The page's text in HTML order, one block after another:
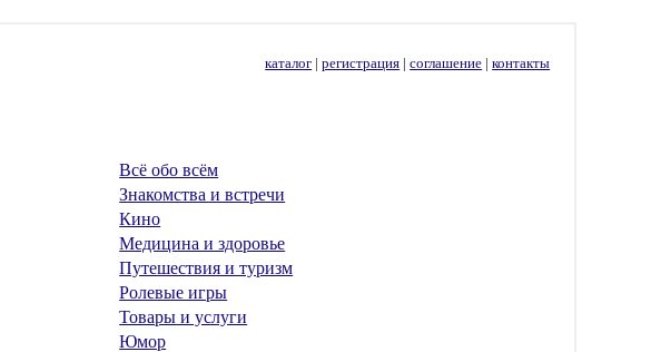
каталог |регистрация |соглашение |контакты
Всё обо всём
Знакомства и встречи
Кино
Медицина и здоровье
Путешествия и туризм
Ролевые игры
Товары и услуги
Юмор